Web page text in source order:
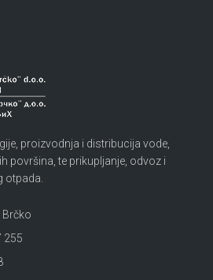
proizvodnja i distribucija vode,
površina, te prikupljanje, odvoz i
otpada.
Brčko
255